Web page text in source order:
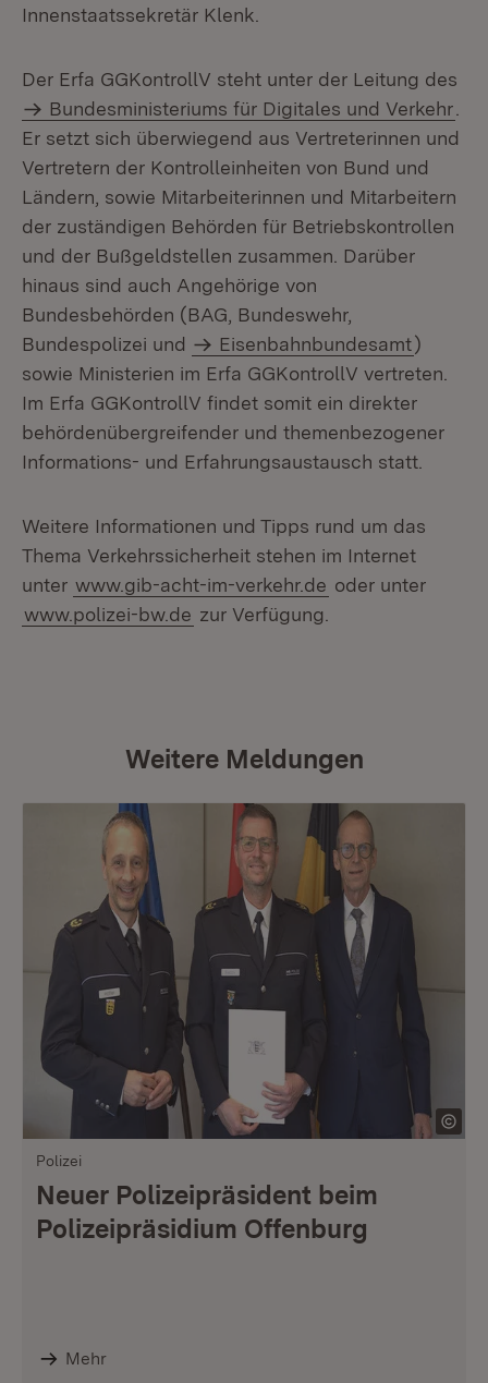
Innenstaatssekretär Klenk.
Der Erfa GGKontrollV steht unter der Leitung des
Bundesministeriums für Digitales und Verkehr
Er setzt sich überwiegend aus Vertreterinnen und
Vertretern der Kontrolleinheiten von Bund und
Ländern, sowie Mitarbeiterinnen und Mitarbeitern
der zuständigen Behörden für Betriebskontrollen
und der Bußgeldstellen zusammen. Darüber
hinaus sind auch Angehörige von
Bundesbehörden (BAG, Bundeswehr,
Bundespolizei und
Eisenbahnbundesamt)
sowie Ministerien im Erfa GGKontrollV vertreten.
Im Erfa GGKontrollV findet somit ein direkter
behördenübergreifender und themenbezogener
Informations- und Erfahrungsaustausch statt.
Weitere Informationen und Tipps rund um das
Thema Verkehrssicherheit stehen im Internet
unter www.gib-acht-im-verkehr.de oder unter
www.polizei-bw.de zur Verfügung.
Weitere Meldungen
Polizei
Neuer Polizeipräsident beim
Polizeipräsidium Offenburg
Mehr